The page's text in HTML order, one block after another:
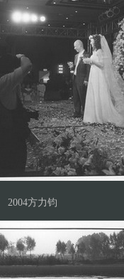
2004方力钧